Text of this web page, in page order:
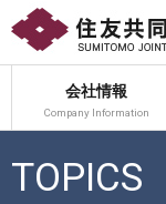
会社情報
Company Information
TOPICS